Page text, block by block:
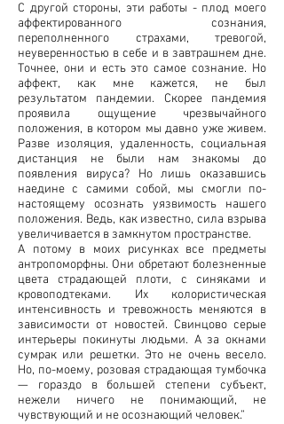
С другой стороны, эти работы - плод моего
аффектированного сознания,
переполненного страхами, тревогой,
неуверенностью в себе и в завтрашнем дне.
Точнее, они и есть это самое сознание. Но
аффект, как мне кажется, не был
результатом пандемии. Скорее пандемия
проявила ощущение чрезвычайного
положения, в котором мы давно уже живем.
Разве изоляция, удаленность, социальная
дистанция не были нам знакомы до
появления вируса? Но лишь оказавшись
наедине с самими собой, мы смогли по-
настоящему осознать уязвимость нашего
положения. Ведь, как известно, сила взрыва
увеличивается в замкнутом пространстве.
А потому в моих рисунках все предметы
антропоморфны. Они обретают болезненные
цвета страдающей плоти, с синяками и
кровоподтеками. Их колористическая
интенсивность и тревожность меняются в
зависимости от новостей. Свинцово серые
интерьеры покинуты людьми. А за окнами
сумрак или решетки. Это не очень весело.
Но, по-моему, розовая страдающая тумбочка
— гораздо в большей степени субъект,
нежели ничего не понимающий, не
чувствующий и не осознающий человек.”